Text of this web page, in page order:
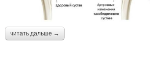
читать дальше →